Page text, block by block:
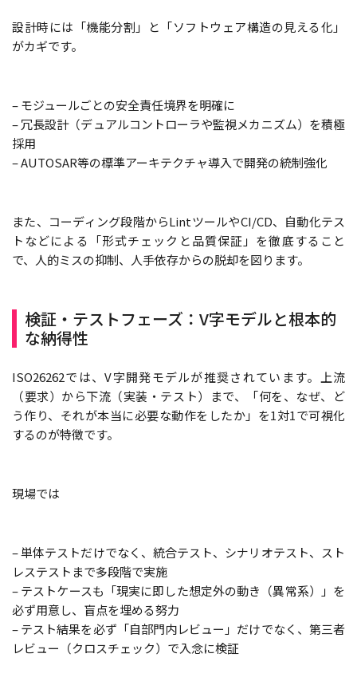
設計時には「機能分割」と「ソフトウェア構造の見える化」
がカギです。
– モジュールごとの安全責任境界を明確に
– 冗長設計（デュアルコントローラや監視メカニズム）を積極
採用
– AUTOSAR等の標準アーキテクチャ導入で開発の統制強化
また、コーディング段階からLintツールやCI/CD、自動化テス
トなどによる「形式チェックと品質保証」を徹底すること
で、人的ミスの抑制、人手依存からの脱却を図ります。
検証・テストフェーズ：V字モデルと根本的
な納得性
ISO26262では、V字開発モデルが推奨されています。上流
（要求）から下流（実装・テスト）まで、「何を、なぜ、ど
う作り、それが本当に必要な動作をしたか」を1対1で可視化
するのが特徴です。
現場では
– 単体テストだけでなく、統合テスト、シナリオテスト、スト
レステストまで多段階で実施
– テストケースも「現実に即した想定外の動き（異常系）」を
必ず用意し、盲点を埋める努力
– テスト結果を必ず「自部門内レビュー」だけでなく、第三者
レビュー（クロスチェック）で入念に検証